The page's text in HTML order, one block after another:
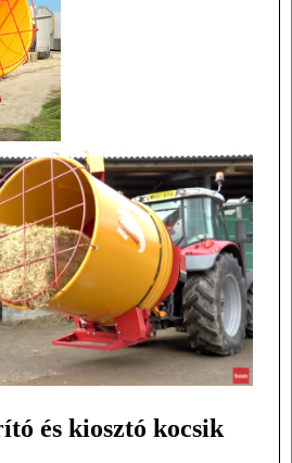
és kiosztó kocsik